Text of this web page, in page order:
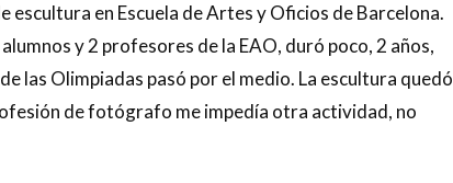
escultura en Escuela de Artes y Oficios de Barcelona.
y 2 profesores de la EAO, duró poco, 2 años,
las Olimpiadas pasó por el medio. La escultura quedó
de fotógrafo me impedía otra actividad, no